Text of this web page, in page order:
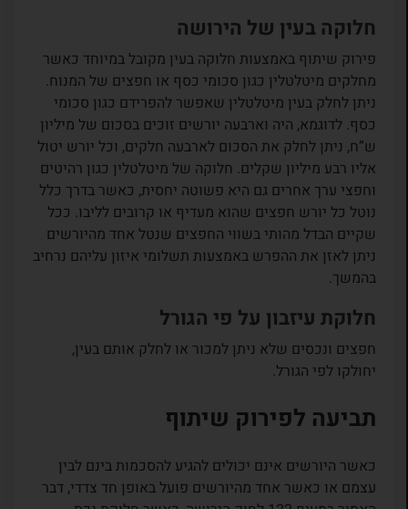
חלוקה בעין של הירושה
פירוק שיתוף באמצעות חלוקה בעין מקובל במיוחד כאשר
מחלקים מיטלטלין כגון סכומי כסף או חפצים של המנוח.
ניתן לחלק בעין מיטלטלין שאפשר להפרידם כגון סכומי
כסף. לדוגמא, היה וארבעה יורשים זוכים בסכום של מיליון
ש”ח, ניתן לחלק את הסכום לארבעה חלקים, וכל יורש יטול
אליו רבע מיליון שקלים. חלוקה של מיטלטלין כגון רהיטים
וחפצי ערך אחרים גם היא פשוטה יחסית, כאשר בדרך כלל
נוטל כל יורש חפצים שהוא מעדיף או קרובים לליבו. ככל
שקיים הבדל מהותי בשווי החפצים שנטל אחד מהיורשים
ניתן לאזן את ההפרש באמצעות תשלומי איזון עליהם נרחיב
בהמשך.
חלוקת עיזבון על פי הגורל
חפצים ונכסים שלא ניתן למכור או לחלק אותם בעין,
יחולקו לפי הגורל.
תביעה לפירוק שיתוף
כאשר היורשים אינם יכולים להגיע להסכמות בינם לבין
עצמם או כאשר אחד מהיורשים פועל באופן חד צדדי, דבר